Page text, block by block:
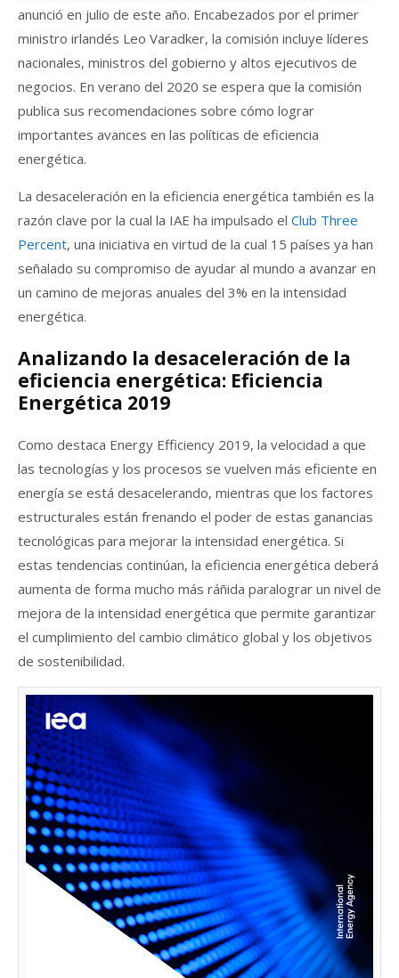
anunció en julio de este año. Encabezados por el primer
ministro irlandés Leo Varadker, la comisión incluye líderes
nacionales, ministros del gobierno y altos ejecutivos de
negocios. En verano del 2020 se espera que la comisión
publica sus recomendaciones sobre cómo lograr
importantes avances en las políticas de eficiencia
energética.
La desaceleración en la eficiencia energética también es la
razón clave por la cual la IAE ha impulsado el Club Three
Percent, una iniciativa en virtud de la cual 15 países ya han
señalado su compromiso de ayudar al mundo a avanzar en
un camino de mejoras anuales del 3% en la intensidad
energética.
Analizando la desaceleración de la
eficiencia energética: Eficiencia
Energética 2019
Como destaca Energy Efficiency 2019, la velocidad a que
las tecnologías y los procesos se vuelven más eficiente en
energía se está desacelerando, mientras que los factores
estructurales están frenando el poder de estas ganancias
tecnológicas para mejorar la intensidad energética. Si
estas tendencias continúan, la eficiencia energética deberá
aumenta de forma mucho más ráñida paralograr un nivel de
mejora de la intensidad energética que permite garantizar
el cumplimiento del cambio climático global y los objetivos
de sostenibilidad.